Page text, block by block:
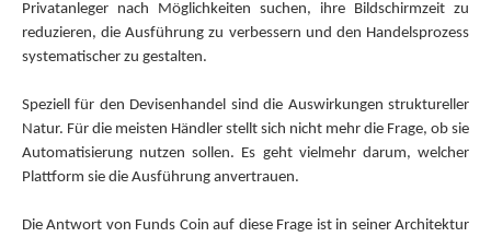
Privatanleger nach Möglichkeiten suchen, ihre Bildschirmzeit zu
reduzieren, die Ausführung zu verbessern und den Handelsprozess
systematischer zu gestalten.
Speziell für den Devisenhandel sind die Auswirkungen struktureller
Natur. Für die meisten Händler stellt sich nicht mehr die Frage, ob sie
Automatisierung nutzen sollen. Es geht vielmehr darum, welcher
Plattform sie die Ausführung anvertrauen.
Die Antwort von Funds Coin auf diese Frage ist in seiner Architektur